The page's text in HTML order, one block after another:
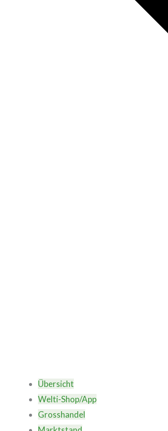
Übersicht
Welti-Shop/App
Grosshandel